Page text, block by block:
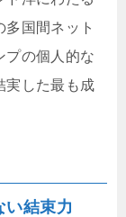
国間ネット
プの個人的な
実した最も成
い結束力